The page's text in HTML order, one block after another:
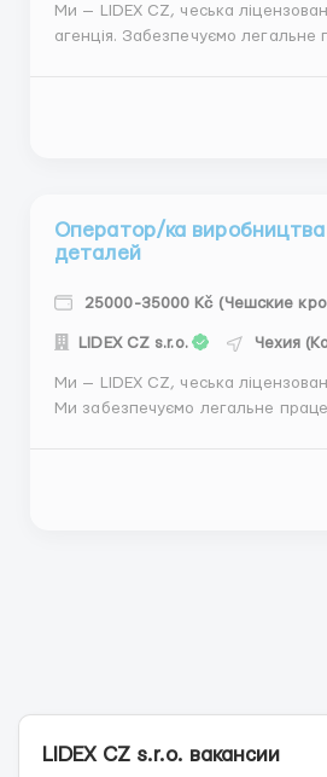
Ми — LIDEX CZ, чеська
агенція. Забезпечуємо легальне
чеською візою та з навчанням.
Оператор/ка виробництва
деталей
25000-35000 Kč (Чешские
LIDEX CZ s.r.o. Чехия
Ми — LIDEX CZ, чеська
Ми забезпечуємо легальне
чеською візою (яка завжди
LIDEX CZ s.r.o. вакансии